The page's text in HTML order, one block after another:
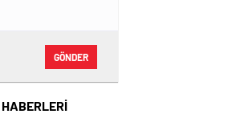
GÖNDER
HABERLERİ